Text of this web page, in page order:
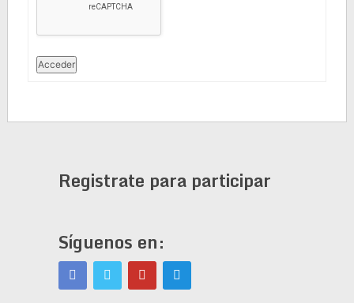
Acceder
Registrate para participar
Síguenos en: